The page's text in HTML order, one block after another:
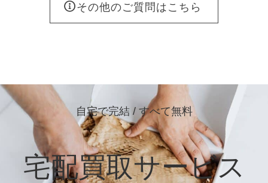
その他のご質問はこちら
自宅で完結 / すべて無料
宅配買取サービス